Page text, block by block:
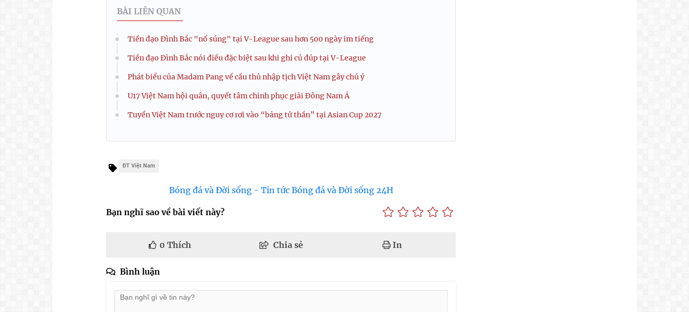
BÀI LIÊN QUAN
Tiền đạo Đình Bắc "nổ súng" tại V-League sau hơn 500 ngày im tiếng
Tiền đạo Đình Bắc nói điều đặc biệt sau khi ghi cú đúp tại V-League
Phát biểu của Madam Pang về cầu thủ nhập tịch Việt Nam gây chú ý
U17 Việt Nam hội quân, quyết tâm chinh phục giải Đông Nam Á
Tuyển Việt Nam trước nguy cơ rơi vào “bảng tử thần” tại Asian Cup 2027
ĐT Việt Nam
Bóng đá và Đời sống - Tin tức Bóng đá và Đời sống 24H
Bạn nghĩ sao về bài viết này?
0 Thích Chia sẻ In
Bình luận